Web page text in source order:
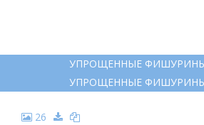
УПРОЩЕННЫЕ
УПРОЩЕННЫЕ
26